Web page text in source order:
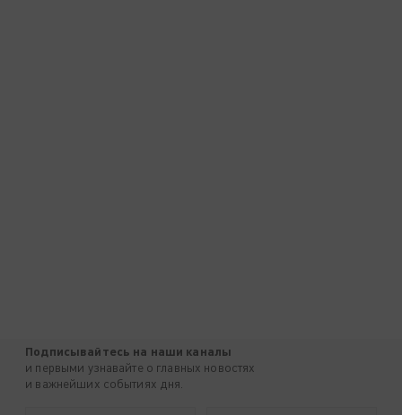
Подписывайтесь на наши каналы
и первыми узнавайте о главных новостях
и важнейших событиях дня.